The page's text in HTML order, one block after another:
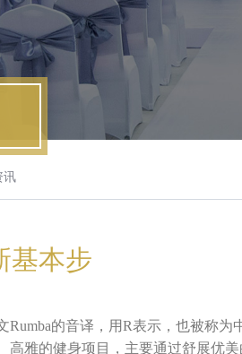
讯
基本步
的音译，用R表示，也被称为
高雅的健身项目，主要通过舒展优